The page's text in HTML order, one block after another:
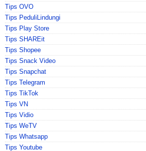
Tips OVO
Tips PeduliLindungi
Tips Play Store
Tips SHAREit
Tips Shopee
Tips Snack Video
Tips Snapchat
Tips Telegram
Tips TikTok
Tips VN
Tips Vidio
Tips WeTV
Tips Whatsapp
Tips Youtube